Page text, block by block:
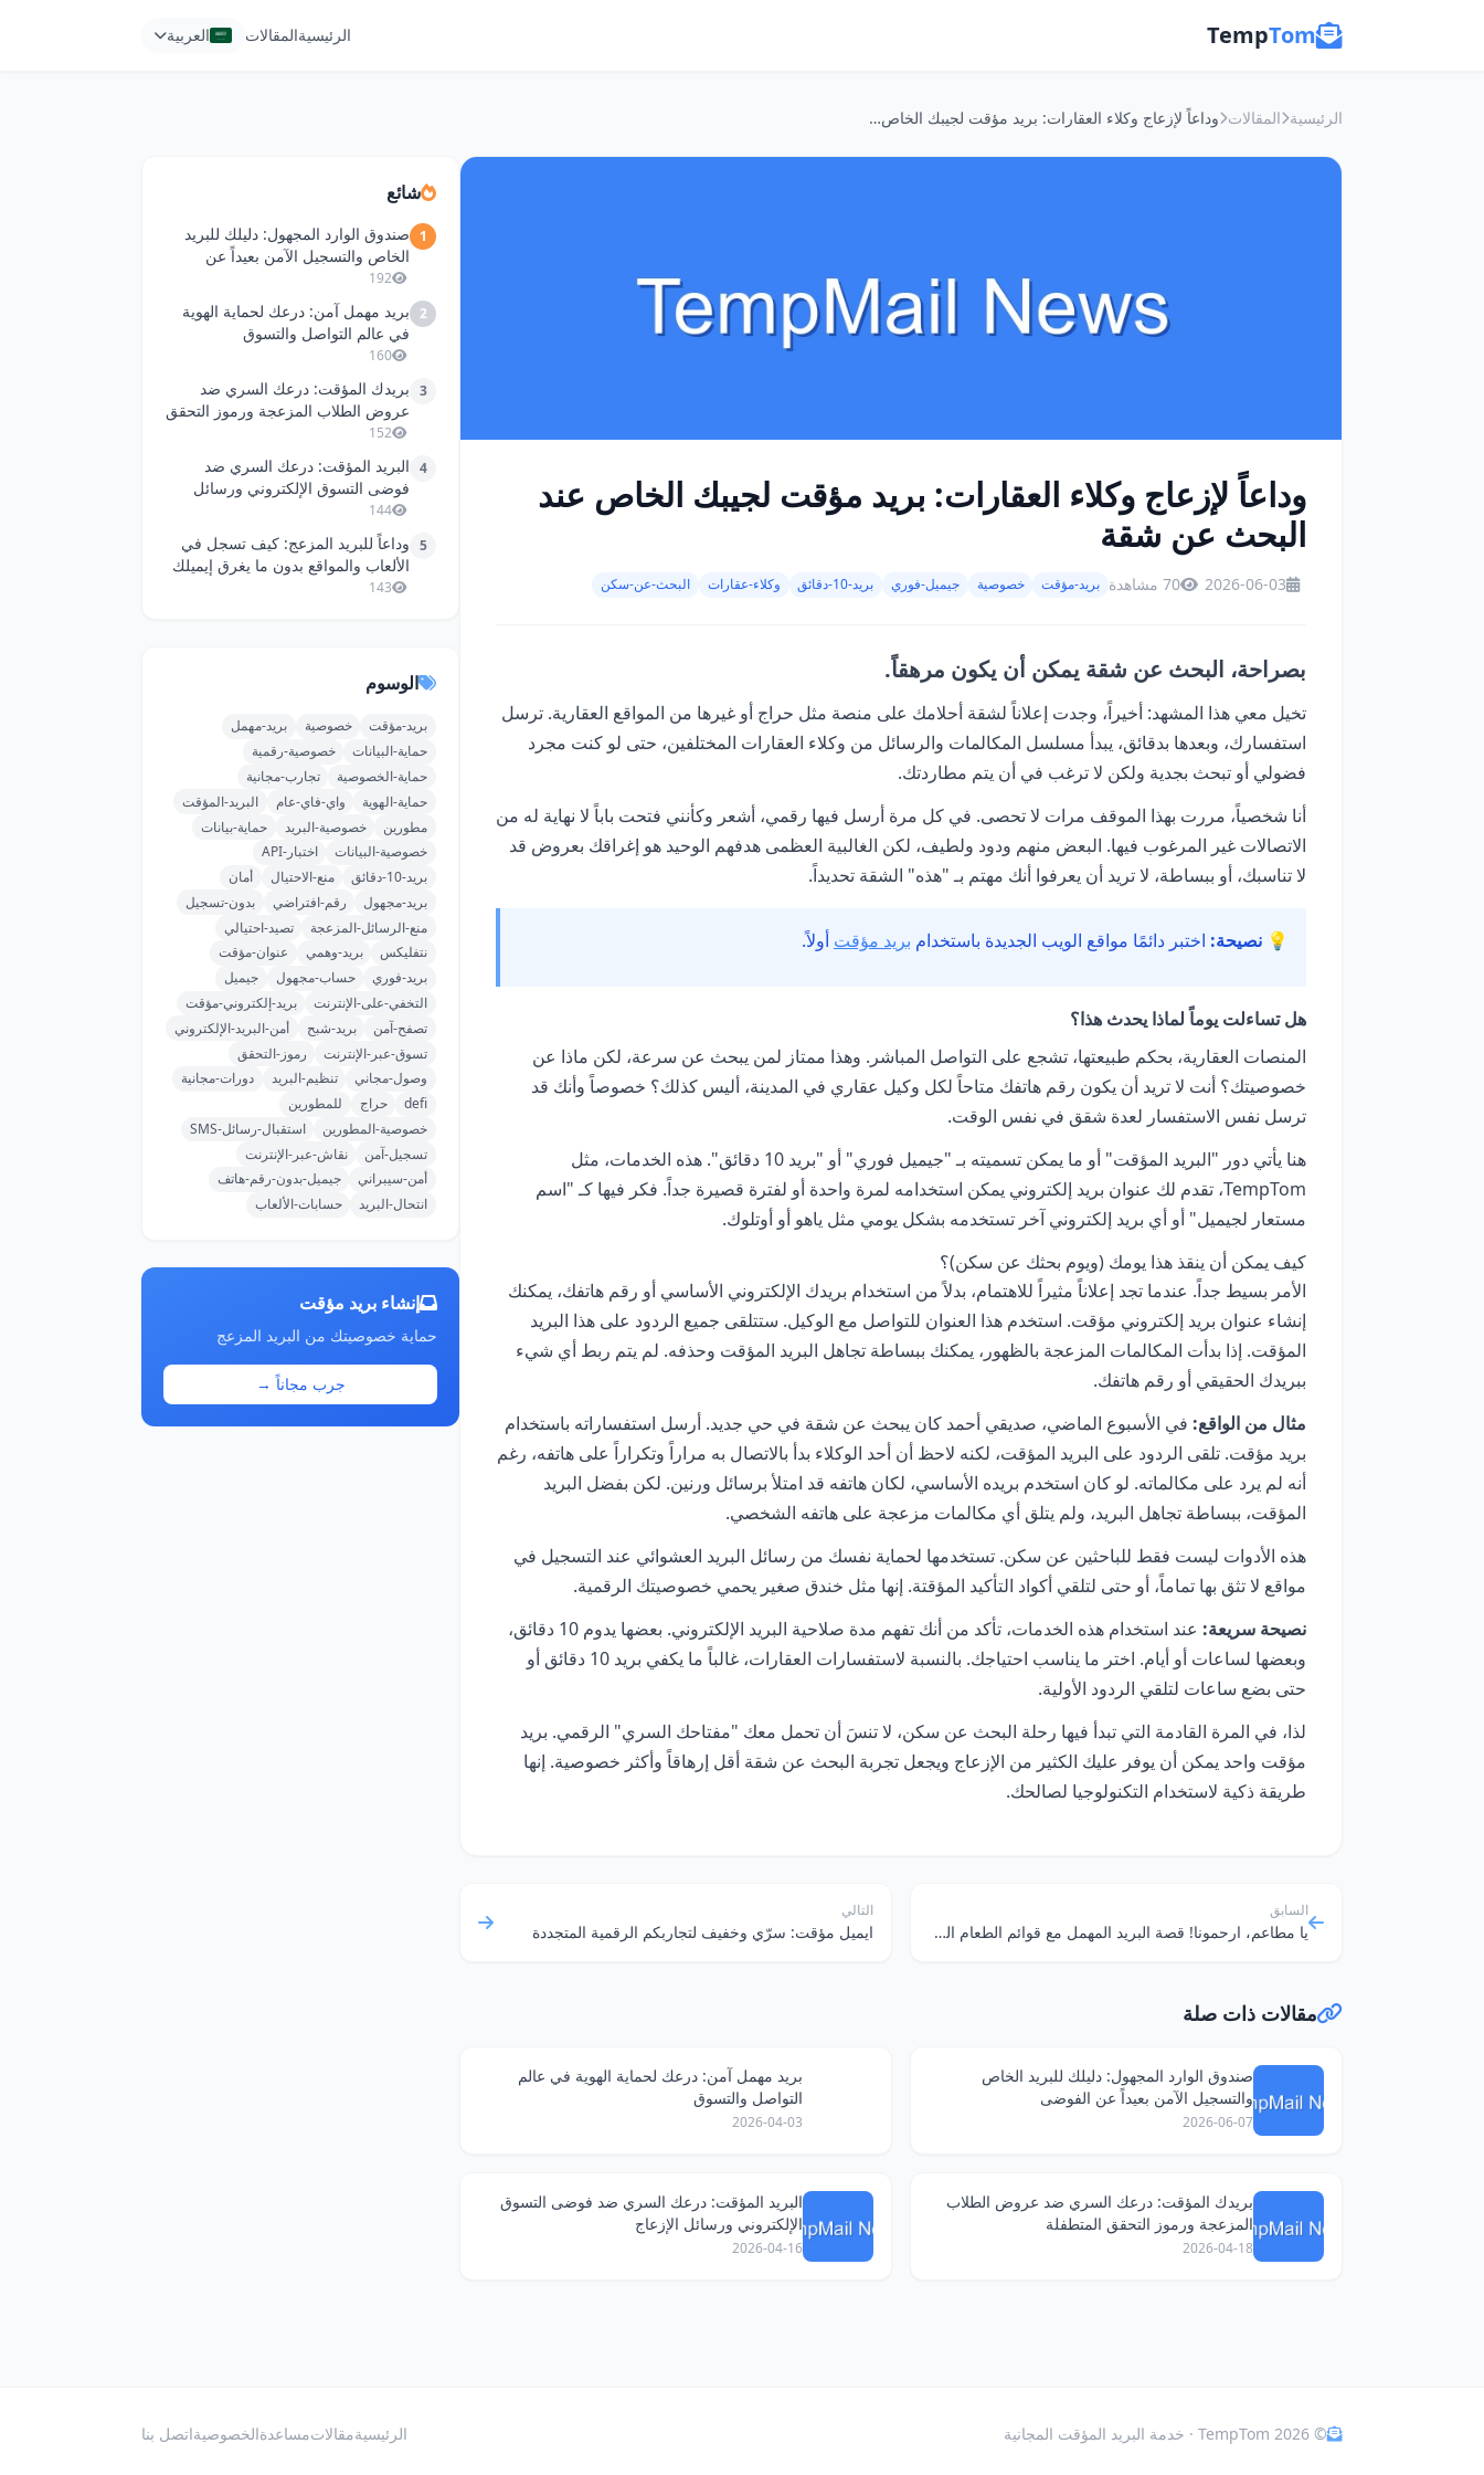
TempTom الرئيسيةالمقالات العربية
الرئيسية المقالات وداعاً لإزعاج وكلاء العقارات: بريد مؤقت لجيبك الخاص عند البحث عن شقة
وداعاً لإزعاج وكلاء العقارات: بريد مؤقت لجيبك الخاص عند
البحث عن شقة
2026-06-03 70 مشاهدة بريد-مؤقت خصوصية جيميل-فوري بريد-10-دقائق وكلاء-عقارات البحث-عن-سكن
بصراحة، البحث عن شقة يمكن أن يكون مرهقاً.
تخيل معي هذا المشهد: أخيراً، وجدت إعلاناً لشقة أحلامك على منصة مثل حراج أو غيرها من المواقع العقارية. ترسل
استفسارك، وبعدها بدقائق، يبدأ مسلسل المكالمات والرسائل من وكلاء العقارات المختلفين، حتى لو كنت مجرد
فضولي أو تبحث بجدية ولكن لا ترغب في أن يتم مطاردتك.
أنا شخصياً، مررت بهذا الموقف مرات لا تحصى. في كل مرة أرسل فيها رقمي، أشعر وكأنني فتحت باباً لا نهاية له من
الاتصالات غير المرغوب فيها. البعض منهم ودود ولطيف، لكن الغالبية العظمى هدفهم الوحيد هو إغراقك بعروض قد
لا تناسبك، أو ببساطة، لا تريد أن يعرفوا أنك مهتم بـ "هذه" الشقة تحديداً.
💡 نصيحة: اختبر دائمًا مواقع الويب الجديدة باستخدام بريد مؤقت أولاً.
هل تساءلت يوماً لماذا يحدث هذا؟
المنصات العقارية، بحكم طبيعتها، تشجع على التواصل المباشر. وهذا ممتاز لمن يبحث عن سرعة، لكن ماذا عن
خصوصيتك؟ أنت لا تريد أن يكون رقم هاتفك متاحاً لكل وكيل عقاري في المدينة، أليس كذلك؟ خصوصاً وأنك قد
ترسل نفس الاستفسار لعدة شقق في نفس الوقت.
هنا يأتي دور "البريد المؤقت" أو ما يمكن تسميته بـ "جيميل فوري" أو "بريد 10 دقائق". هذه الخدمات، مثل
TempTom، تقدم لك عنوان بريد إلكتروني يمكن استخدامه لمرة واحدة أو لفترة قصيرة جداً. فكر فيها كـ "اسم
مستعار لجيميل" أو أي بريد إلكتروني آخر تستخدمه بشكل يومي مثل ياهو أو أوتلوك.
كيف يمكن أن ينقذ هذا يومك (ويوم بحثك عن سكن)؟
الأمر بسيط جداً. عندما تجد إعلاناً مثيراً للاهتمام، بدلاً من استخدام بريدك الإلكتروني الأساسي أو رقم هاتفك، يمكنك
إنشاء عنوان بريد إلكتروني مؤقت. استخدم هذا العنوان للتواصل مع الوكيل. ستتلقى جميع الردود على هذا البريد
المؤقت. إذا بدأت المكالمات المزعجة بالظهور، يمكنك ببساطة تجاهل البريد المؤقت وحذفه. لم يتم ربط أي شيء
ببريدك الحقيقي أو رقم هاتفك.
مثال من الواقع: في الأسبوع الماضي، صديقي أحمد كان يبحث عن شقة في حي جديد. أرسل استفساراته باستخدام
بريد مؤقت. تلقى الردود على البريد المؤقت، لكنه لاحظ أن أحد الوكلاء بدأ بالاتصال به مراراً وتكراراً على هاتفه، رغم
أنه لم يرد على مكالماته. لو كان استخدم بريده الأساسي، لكان هاتفه قد امتلأ برسائل ورنين. لكن بفضل البريد
المؤقت، ببساطة تجاهل البريد، ولم يتلق أي مكالمات مزعجة على هاتفه الشخصي.
هذه الأدوات ليست فقط للباحثين عن سكن. تستخدمها لحماية نفسك من رسائل البريد العشوائي عند التسجيل في
مواقع لا تثق بها تماماً، أو حتى لتلقي أكواد التأكيد المؤقتة. إنها مثل خندق صغير يحمي خصوصيتك الرقمية.
نصيحة سريعة:
عند استخدام هذه الخدمات، تأكد من أنك تفهم مدة صلاحية البريد الإلكتروني. بعضها يدوم 10 دقائق،
وبعضها لساعات أو أيام. اختر ما يناسب احتياجك. بالنسبة لاستفسارات العقارات، غالباً ما يكفي بريد 10 دقائق أو
حتى بضع ساعات لتلقي الردود الأولية.
لذا، في المرة القادمة التي تبدأ فيها رحلة البحث عن سكن، لا تنسَ أن تحمل معك "مفتاحك السري" الرقمي. بريد
مؤقت واحد يمكن أن يوفر عليك الكثير من الإزعاج ويجعل تجربة البحث عن شقة أقل إرهاقاً وأكثر خصوصية. إنها
طريقة ذكية لاستخدام التكنولوجيا لصالحك.
السابق
يا مطاعم، ارحمونا! قصة البريد المهمل مع قوائم الطعام الرقمية
التالي
ايميل مؤقت: سرّي وخفيف لتجاربكم الرقمية المتجددة
مقالات ذات صلة
صندوق الوارد المجهول: دليلك للبريد الخاص
والتسجيل الآمن بعيداً عن الفوضى
2026-06-07
بريد مهمل آمن: درعك لحماية الهوية في عالم
التواصل والتسوق
2026-04-03
بريدك المؤقت: درعك السري ضد عروض الطلاب
المزعجة ورموز التحقق المتطفلة
2026-04-18
البريد المؤقت: درعك السري ضد فوضى التسوق
الإلكتروني ورسائل الإزعاج
2026-04-16
شائع
1
صندوق الوارد المجهول: دليلك للبريد
الخاص والتسجيل الآمن بعيداً عن
الفوضى
192
2 بريد مهمل آمن: درعك لحماية الهوية
في عالم التواصل والتسوق
160
3 بريدك المؤقت: درعك السري ضد
عروض الطلاب المزعجة ورموز التحقق
المتطفلة
152
4 البريد المؤقت: درعك السري ضد
فوضى التسوق الإلكتروني ورسائل
الإزعاج
144
5 وداعاً للبريد المزعج: كيف تسجل في
الألعاب والمواقع بدون ما يغرق إيميلك
الأساسي؟
143
الوسوم
بريد-مؤقت خصوصية
بريد-مهمل
حماية-البيانات
خصوصية-رقمية
حماية-الخصوصية
تجارب-مجانية
حماية-الهوية
واي-فاي-عام
البريد-المؤقت
مطورين
خصوصية-البريد
حماية-بيانات
خصوصية-البيانات
اختبار-API
بريد-10-دقائق
منع-الاحتيال
أمان
بريد-مجهول
رقم-افتراضي
بدون-تسجيل
منع-الرسائل-المزعجة
تصيد-احتيالي
نتفليكس
بريد-وهمي
عنوان-مؤقت
بريد-فوري
حساب-مجهول
جيميل
التخفي-على-الإنترنت
بريد-إلكتروني-مؤقت
تصفح-آمن
بريد-شبح
أمن-البريد-الإلكتروني
تسوق-عبر-الإنترنت
رموز-التحقق
وصول-مجاني
تنظيم-البريد
دورات-مجانية
defi
حراج
للمطورين
خصوصية-المطورين
استقبال-رسائل-SMS
تسجيل-آمن
نقاش-عبر-الإنترنت
أمن-سيبراني
جيميل-بدون-رقم-هاتف
انتحال-البريد
حسابات-الألعاب
إنشاء بريد مؤقت
حماية خصوصيتك من البريد المزعج
جرب مجاناً →
© 2026 TempTom · خدمة البريد المؤقت المجانية الرئيسيةمقالاتمساعدةالخصوصيةاتصل بنا